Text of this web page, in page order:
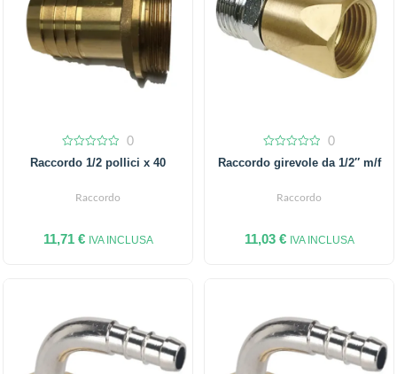
out
0
Raccordo 1/2 pollici x 40
Raccordo
11,71 € IVA INCLUSA
out
0
Raccordo girevole da 1/2″ m/f
Raccordo
11,03 € IVA INCLUSA